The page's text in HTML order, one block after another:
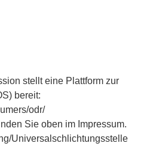
stellt eine Plattform zur
bereit:
odr/
Sie oben im Impressum.
Universalschlichtungsstelle